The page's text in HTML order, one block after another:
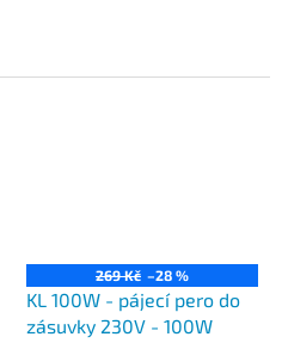
269 Kč –28 %
KL 100W - pájecí pero do
zásuvky 230V - 100W